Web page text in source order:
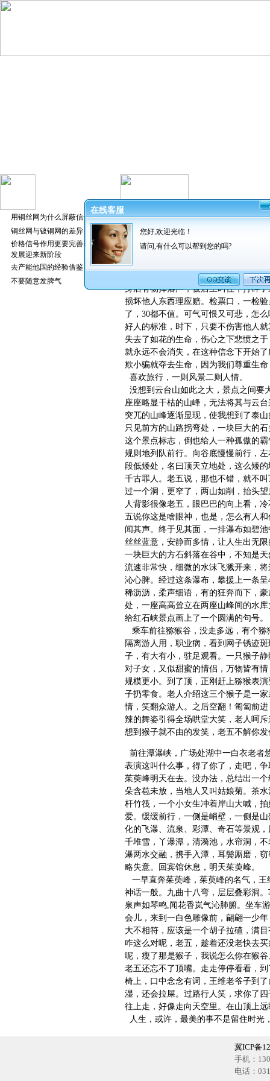
用铜丝网为什么屏蔽信号好
铜丝网与镀铜网的差异
价格信号作用更要完善养猪业
发展迎来新阶段
去产能他国的经验借鉴
不要随意发脾气
老五说去玩几天吧，放松一下心情，
身后有物掉落声，被店主叫住，打碎
损坏他人东西理应赔。检票口，一检
了，30都不值。可气可恨又可悲，怎
好人的标准，时下，只要不伤害他人
失去了如花的生命，伤心之下悲愤之
就永远不会消失，在这种信念下开始
欺小骗就夺去生命，因为我们尊重生
喜欢旅行，一则风景二则人情。
没想到云台山如此之大，景点之间要
座座略显干枯的山峰，无法将其与云
突兀的山峰逐渐显现，使我想到了泰
只见前方的山路拐弯处，一块巨大的
这个景点标志，倒也给人一种孤傲的
规则地列队前行。向谷底慢慢前行，
段低矮处，名曰顶天立地处，这么矮
千古罪人。老五说，那也不错，就不
过一个洞，更窄了，两山如削，抬头
人背影很像老五，眼巴巴的向上看，
五说你这是啥眼神，也是，怎么有人
闻其声。终于见其面，一排瀑布如碧
丝丝蓝意，安静而多情，让人生出无
一块巨大的方石斜落在谷中，不知是
流速非常快，细微的水沫飞溅开来，
沁心脾。经过这条瀑布，攀援上一条
稀沥沥，柔声细语，有的狂奔而下，
处，一座高高耸立在两座山峰间的水
给红石峡景点画上了一个圆满的句号。
乘车前往猕猴谷，没走多远，有个猕
隔离游人用，职业病，看到网子锈迹
子，有大有小，驻足观看。一只猴子
对子女，又似甜蜜的情侣，万物皆有
规模更小。到了顶，正刚赶上猕猴表
子扔零食。老人介绍这三个猴子是一
情，笑翻众游人。之后空翻！匍匐前
辣的舞姿引得全场哄堂大笑，老人呵
想到猴子就不由的发笑，老五不解你
前往潭瀑峡，广场处湖中一白衣老者
表演这叫什么事，得了你了，走吧，
茱萸峰明天在去。没办法，总结出一
朵含苞未放，当地人又叫姑娘菊。茶
杆竹筏，一个小女生冲着岸山大喊，
爱。缓缓前行，一侧是峭壁，一侧是
化的飞瀑、流泉、彩潭、奇石等景观
千堆雪，丫瀑潭，清漪池，水帘洞，
瀑两水交融，携手入潭，耳鬓厮磨，
略失意。回宾馆休息，明天茱萸峰。
一早直奔茱萸峰，茱萸峰的名气，王
神话一般。九曲十八弯，层层叠彩洞
泉声如琴鸣,闻花香岚气沁肺腑。坐车
会儿，来到一白色雕像前，翩翩一少
大不相符，应该是一个胡子拉碴，满
咋这么对呢，老五，趁着还没老快去
呢，瘦了那是猴子，我说怎么你在猴
老五还忘不了顶嘴。走走停停看看，
椅上，口中念念有词，王维老爷子到
湿，还会拉屎。过路行人笑，求你了
往上走，好像走向天空里。在山顶上
人生，或许，最美的事不是留住时光
冀ICP备
手机：
电话：
在线客服
您好,欢迎光临！
请问,有什么可以帮到您的吗?